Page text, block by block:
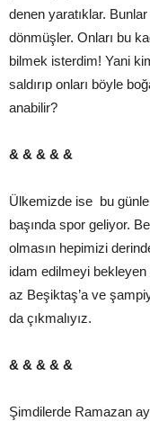
denen yaratıklar.
dönmüşler. Onları bu
bilmek isterdim! Yani
saldırıp onları böyle
anabilir?
& & & & &
Ülkemizde ise bu
başında spor geliyor.
olmasın hepimizi
idam edilmeyi
az Beşiktaş’a ve
da çıkmalıyız.
& & & & &
Şimdilerde Ramazan